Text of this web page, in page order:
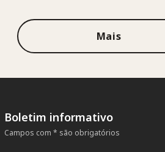
Mais
Boletim informativo
Campos com * são obrigatórios